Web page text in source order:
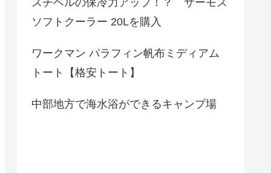
ソフトクーラー 20Lを購入
ワークマン パラフィン帆布ミディアム
トート【格安トート】
中部地方で海水浴ができるキャンプ場